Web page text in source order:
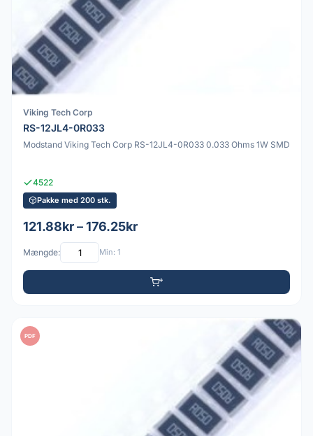
Viking Tech Corp
RS-12JL4-0R033
Modstand Viking Tech Corp RS-12JL4-0R033 0.033 Ohms 1W SMD
4522
Pakke med 200 stk.
121.88kr – 176.25kr
Mængde: Min: 1
PDF